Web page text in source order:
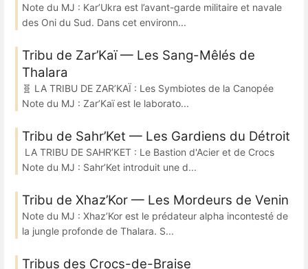
Note du MJ : Kar’Ukra est l’avant-garde militaire et navale
des Oni du Sud. Dans cet environn...
Tribu de Zar’Kaï — Les Sang-Mêlés de
Thalara
🧬 LA TRIBU DE ZAR’KAÏ : Les Symbiotes de la Canopée
Note du MJ : Zar’Kaï est le laborato...
Tribu de Sahr’Ket — Les Gardiens du Détroit
LA TRIBU DE SAHR’KET : Le Bastion d'Acier et de Crocs
Note du MJ : Sahr’Ket introduit une d...
Tribu de Xhaz’Kor — Les Mordeurs de Venin
Note du MJ : Xhaz’Kor est le prédateur alpha incontesté de
la jungle profonde de Thalara. S...
Tribus des Crocs-de-Braise